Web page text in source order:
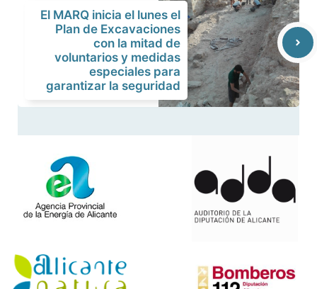
El MARQ inicia el lunes el
Plan de Excavaciones
con la mitad de
voluntarios y medidas
especiales para
garantizar la seguridad